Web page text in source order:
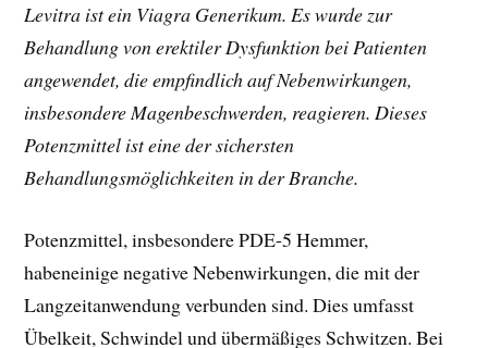
Levitra ist ein Viagra Generikum. Es wurde zur
Behandlung von erektiler Dysfunktion bei Patienten
angewendet, die empfindlich auf Nebenwirkungen,
insbesondere Magenbeschwerden, reagieren. Dieses
Potenzmittel ist eine der sichersten
Behandlungsmöglichkeiten in der Branche.
Potenzmittel, insbesondere PDE-5 Hemmer,
habeneinige negative Nebenwirkungen, die mit der
Langzeitanwendung verbunden sind. Dies umfasst
Übelkeit, Schwindel und übermäßiges Schwitzen. Bei